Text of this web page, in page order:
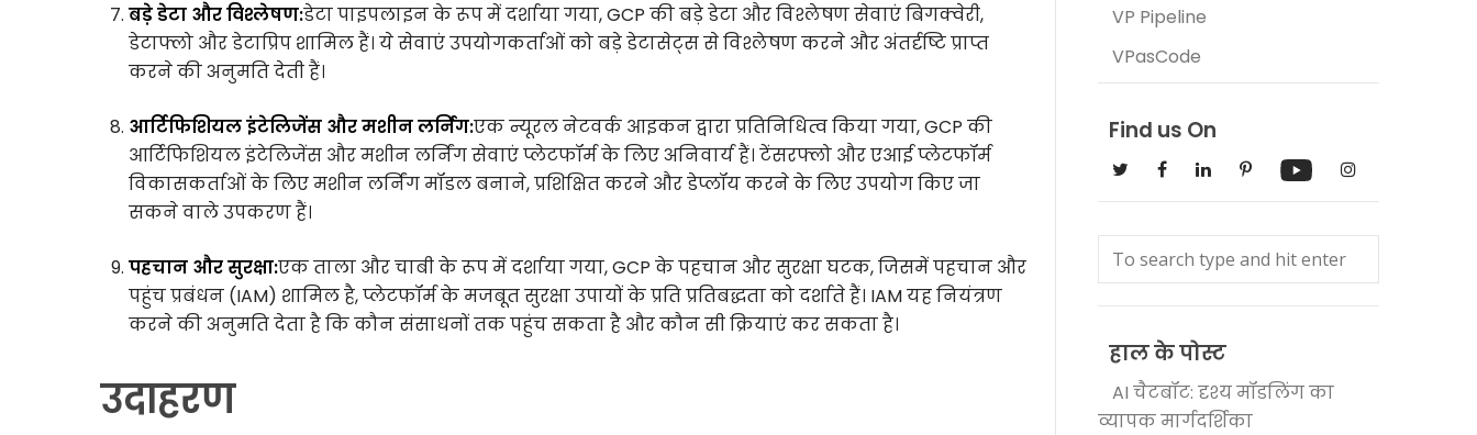
बड़े डेटा और विश्लेषण:डेटा पाइपलाइन के रूप में दर्शाया गया, GCP की बड़े डेटा और विश्लेषण सेवाएं बिगक्वेरी,
डेटाफ्लो और डेटाप्रिप शामिल हैं। ये सेवाएं उपयोगकर्ताओं को बड़े डेटासेट्स से विश्लेषण करने और अंतर्दृष्टि प्राप्त
करने की अनुमति देती हैं।
आर्टिफिशियल इंटेलिजेंस और मशीन लर्निंग:एक न्यूरल नेटवर्क आइकन द्वारा प्रतिनिधित्व किया गया, GCP की
आर्टिफिशियल इंटेलिजेंस और मशीन लर्निंग सेवाएं प्लेटफॉर्म के लिए अनिवार्य हैं। टेंसरफ्लो और एआई प्लेटफॉर्म
विकासकर्ताओं के लिए मशीन लर्निंग मॉडल बनाने, प्रशिक्षित करने और डेप्लॉय करने के लिए उपयोग किए जा
सकने वाले उपकरण हैं।
पहचान और सुरक्षा:एक ताला और चाबी के रूप में दर्शाया गया, GCP के पहचान और सुरक्षा घटक, जिसमें पहचान और
पहुंच प्रबंधन (IAM) शामिल है, प्लेटफॉर्म के मजबूत सुरक्षा उपायों के प्रति प्रतिबद्धता को दर्शाते हैं। IAM यह नियंत्रण
करने की अनुमति देता है कि कौन संसाधनों तक पहुंच सकता है और कौन सी क्रियाएं कर सकता है।
उदाहरण
VP Pipeline
VPasCode
Find us On
हाल के पोस्ट
AI चैटबॉट: दृश्य मॉडलिंग का
व्यापक मार्गदर्शिका